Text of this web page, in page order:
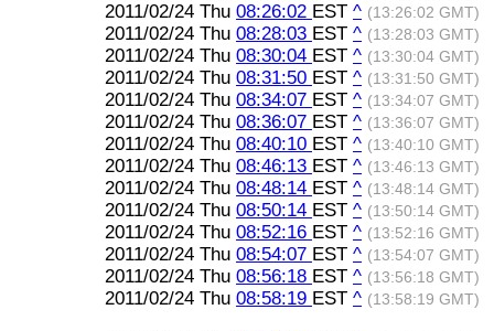
2011/02/24 Thu 08:26:02 EST ^ (13:26:02 GMT)
2011/02/24 Thu 08:28:03 EST ^ (13:28:03 GMT)
2011/02/24 Thu 08:30:04 EST ^ (13:30:04 GMT)
2011/02/24 Thu 08:31:50 EST ^ (13:31:50 GMT)
2011/02/24 Thu 08:34:07 EST ^ (13:34:07 GMT)
2011/02/24 Thu 08:36:07 EST ^ (13:36:07 GMT)
2011/02/24 Thu 08:40:10 EST ^ (13:40:10 GMT)
2011/02/24 Thu 08:46:13 EST ^ (13:46:13 GMT)
2011/02/24 Thu 08:48:14 EST ^ (13:48:14 GMT)
2011/02/24 Thu 08:50:14 EST ^ (13:50:14 GMT)
2011/02/24 Thu 08:52:16 EST ^ (13:52:16 GMT)
2011/02/24 Thu 08:54:07 EST ^ (13:54:07 GMT)
2011/02/24 Thu 08:56:18 EST ^ (13:56:18 GMT)
2011/02/24 Thu 08:58:19 EST ^ (13:58:19 GMT)